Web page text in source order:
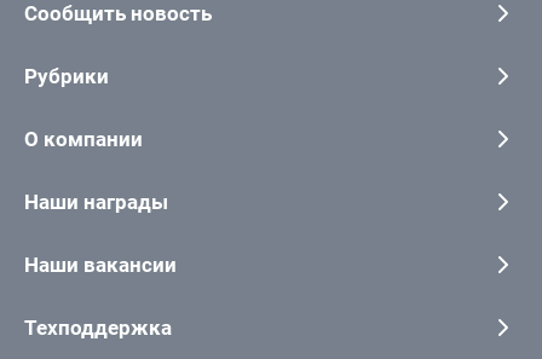
Сообщить новость
Рубрики
О компании
Наши награды
Наши вакансии
Техподдержка